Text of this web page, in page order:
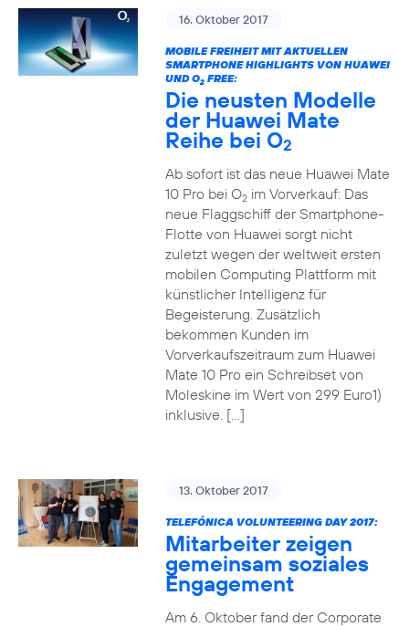
16. Oktober 2017
MOBILE FREIHEIT MIT AKTUELLEN
SMARTPHONE HIGHLIGHTS VON HUAWEI
UND O2FREE:
Die neusten Modelle
der Huawei Mate
Reihe bei O2
Ab sofort ist das neue Huawei Mate
10 Pro bei O2im Vorverkauf: Das
neue Flaggschiff der Smartphone-
Flotte von Huawei sorgt nicht
zuletzt wegen der weltweit ersten
mobilen Computing Plattform mit
künstlicher Intelligenz für
Begeisterung. Zusätzlich
bekommen Kunden im
Vorverkaufszeitraum zum Huawei
Mate 10 Pro ein Schreibset von
Moleskine im Wert von 299 Euro1)
inklusive. […]
13. Oktober 2017
TELEFÓNICA VOLUNTEERING DAY 2017:
Mitarbeiter zeigen
gemeinsam soziales
Engagement
Am 6. Oktober fand der Corporate